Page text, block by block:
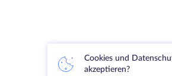
Cookies und
akzeptieren?